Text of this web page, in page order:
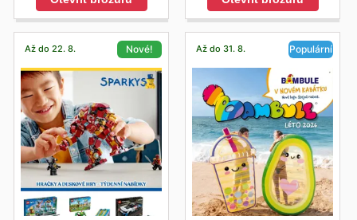
Až do 22. 8. Nové! Až do 31. 8. Populární